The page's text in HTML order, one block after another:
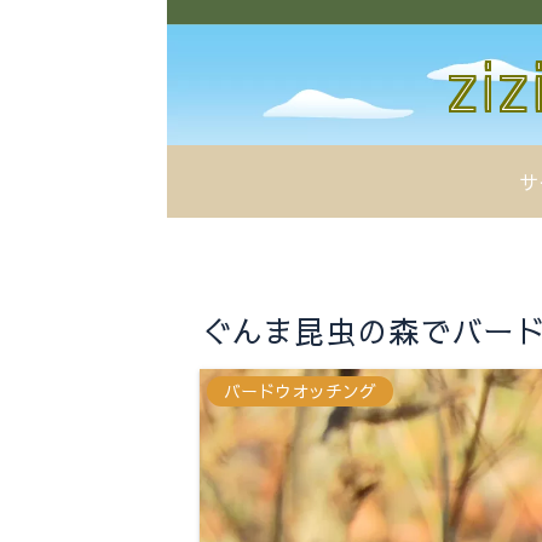
ぐんま昆虫の森でバー
バードウオッチング